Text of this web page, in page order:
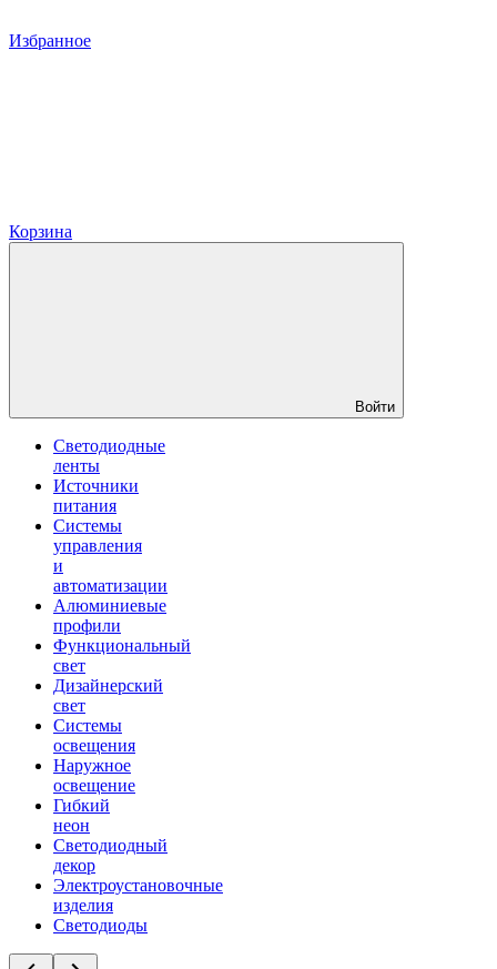
Избранное
Корзина
Войти
Светодиодные
ленты
Источники
питания
Системы
управления
и
автоматизации
Алюминиевые
профили
Функциональный
свет
Дизайнерский
свет
Системы
освещения
Наружное
освещение
Гибкий
неон
Светодиодный
декор
Электроустановочные
изделия
Светодиоды